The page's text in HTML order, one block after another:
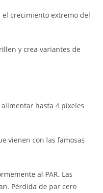
el crecimiento extremo del
y crea variantes de
hasta 4 píxeles
vienen con las famosas
al PAR. Las
Pérdida de par cero